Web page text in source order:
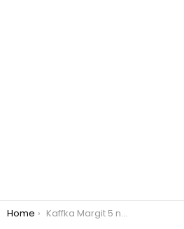
You are here:
Home Kaffka Margit 5 nagyszerű verse